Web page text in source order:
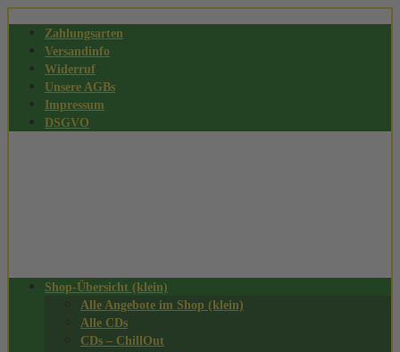
Zahlungsarten
Versandinfo
Widerruf
Unsere AGBs
Impressum
DSGVO
Shop-Übersicht (klein)
Alle Angebote im Shop (klein)
Alle CDs
CDs – ChillOut